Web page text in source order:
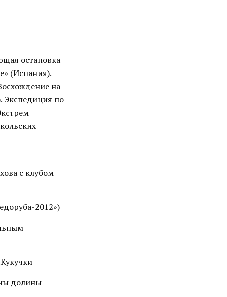
остановка
(Испания).
на
Экспедиция по
с клубом
2012»)
долины